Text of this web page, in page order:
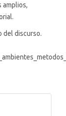
amplios,
del discurso.